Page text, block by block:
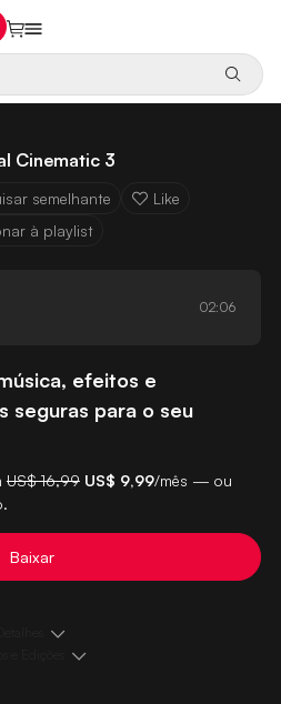
Cinematic 3
semelhante
Like
à playlist
02:06
efeitos e
seguras para o seu
US$ 16,99 US$ 9,99/mês — ou
Baixar